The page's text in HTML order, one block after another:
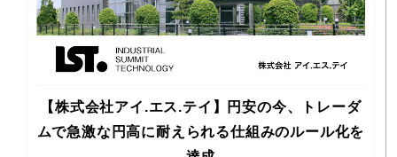
【株式会社アイ.エス.テイ】円安の今、トレーダ
ムで急激な円高に耐えられる仕組みのルール化を